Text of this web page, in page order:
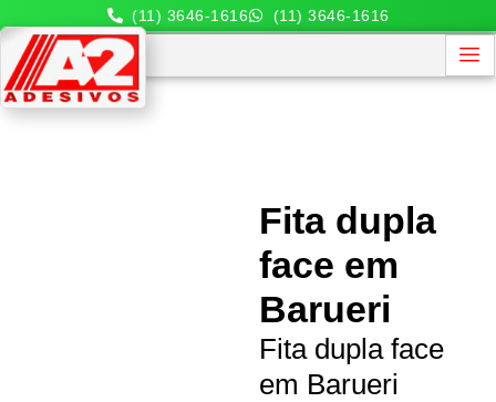
(11) 3646-1616 (11) 3646-1616
Fita dupla
face em
Barueri
Fita dupla face
em Barueri